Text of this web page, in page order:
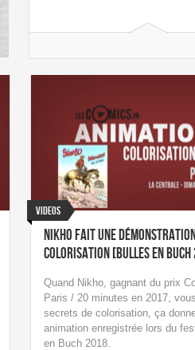
Videos
Nikho fait une
colorisation [Bulles en Buch
Quand Nikho, gagnant du prix
Paris / 20 minutes en 2017,
secrets de colorisation, ça
animation enregistrée lors du
en Buch 2018.